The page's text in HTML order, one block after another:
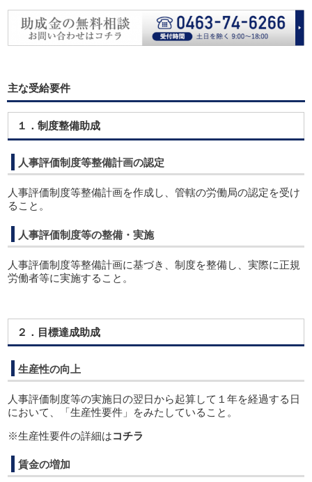
主な受給要件
１．制度整備助成
人事評価制度等整備計画の認定
人事評価制度等整備計画を作成し、管轄の労働局の認定を受け
ること。
人事評価制度等の整備・実施
人事評価制度等整備計画に基づき、制度を整備し、実際に正規
労働者等に実施すること。
２．目標達成助成
生産性の向上
人事評価制度等の実施日の翌日から起算して１年を経過する日
において、「生産性要件」をみたしていること。
※生産性要件の詳細はコチラ
賃金の増加